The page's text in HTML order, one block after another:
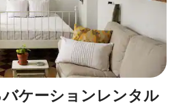
ケーションレンタル